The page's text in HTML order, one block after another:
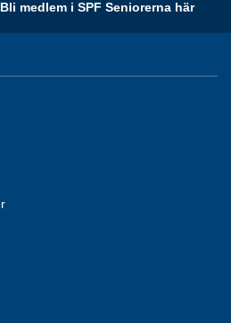
Bli medlem i SPF Seniorerna här